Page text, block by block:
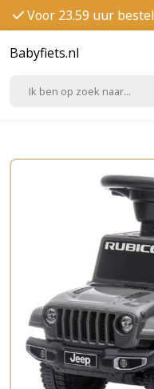
Voor 23.59 uur
Babyfiets.nl